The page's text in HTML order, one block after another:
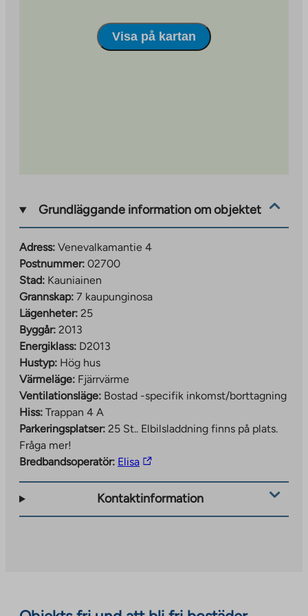
Visa på kartan
Grundläggande information om objektet
Adress: Venevalkamantie 4
Postnummer: 02700
Stad: Kauniainen
Grannskap: 7 kaupunginosa
Lägenheter: 25
Byggår: 2013
Energiklass: D2013
Hustyp: Hög hus
Värmeläge: Fjärrvärme
Ventilationsläge: Bostad -specifik inkomst/borttagning
Hiss: Trappan 4 A
Parkeringsplatser: 25 St.. Elbilsladdning finns på plats.
Fråga mer!
Bredbandsoperatör: ElisaThe
takes
opens
Kontaktinformation